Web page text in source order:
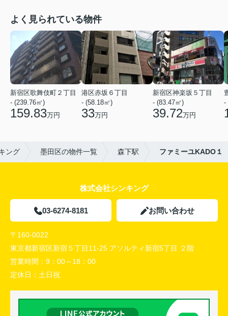
よく見られている物件
新宿区歌舞伎町２丁目
- (239.76㎡)
159.83万円
港区赤坂６丁目
- (58.18㎡)
33万円
新宿区神楽坂５丁目
- (83.47㎡)
39.72万円
-
ング 墨田区の物件一覧 森下駅 ファミーユKADO１
株式会社シンキング
03-6274-8181 お問い合わせ
〒160-0022
東京都新宿区新宿５丁目11-25 アソルティ新宿5丁目 ２階
営業時間： 9：00～18：00
定休日： 土日祝